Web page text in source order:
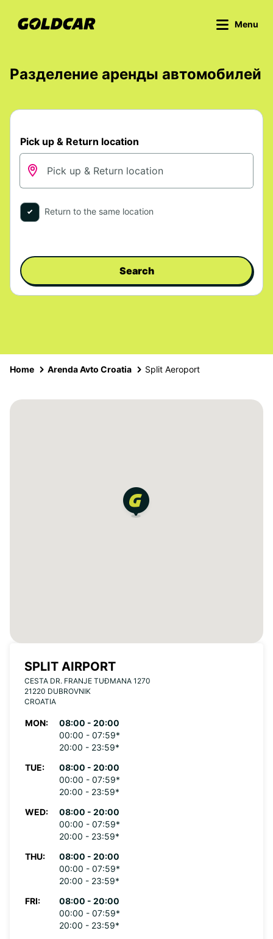
Menu
Разделение аренды автомобилей
Pick up & Return location
Return to the same location
Search
Home Arenda Avto Croatia Split Aeroport
SPLIT AIRPORT
CESTA DR. FRANJE TUĐMANA 1270
21220 DUBROVNIK
CROATIA
MON:
08:00 - 20:00
00:00 - 07:59*
20:00 - 23:59*
TUE:
08:00 - 20:00
00:00 - 07:59*
20:00 - 23:59*
WED:
08:00 - 20:00
00:00 - 07:59*
20:00 - 23:59*
THU:
08:00 - 20:00
00:00 - 07:59*
20:00 - 23:59*
FRI:
08:00 - 20:00
00:00 - 07:59*
20:00 - 23:59*